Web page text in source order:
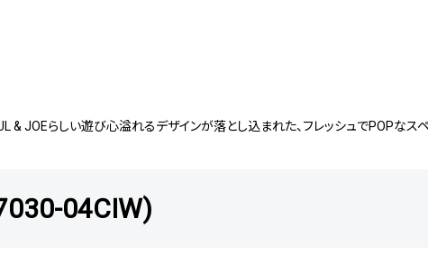
& JOEらしい遊び心溢れるデザインが落とし込まれた、フレッシュでPOPなス
04CIW)